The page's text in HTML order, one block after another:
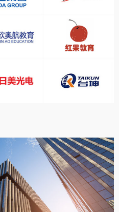
广东seo 第一位